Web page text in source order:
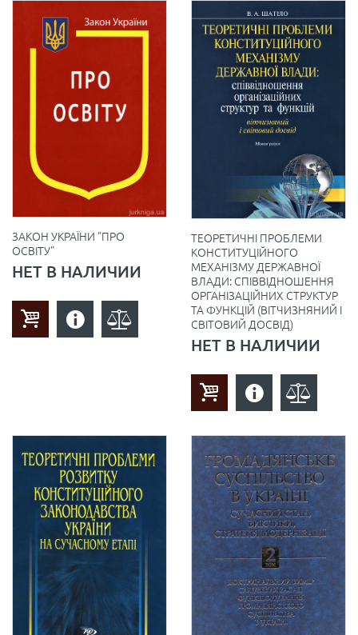
ЗАКОН УКРАЇНИ "ПРО
ОСВІТУ"
НЕТ В НАЛИЧИИ
ТЕОРЕТИЧНІ ПРОБЛЕМИ
КОНСТИТУЦІЙНОГО
МЕХАНІЗМУ ДЕРЖАВНОЇ
ВЛАДИ: СПІВВІДНОШЕННЯ
ОРГАНІЗАЦІЙНИХ СТРУКТУР
ТА ФУНКЦІЙ (ВІТЧИЗНЯНИЙ І
СВІТОВИЙ ДОСВІД)
НЕТ В НАЛИЧИИ